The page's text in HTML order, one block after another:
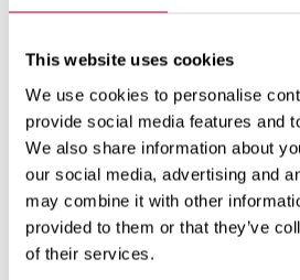
This website uses cookies
We use cookies to personalise
provide social media features and
We also share information about
our social media, advertising and
may combine it with other
provided to them or that they’ve
of their services.
16.02.2026